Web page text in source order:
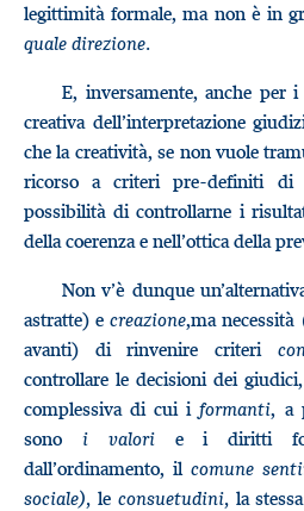
legittimità formale, ma non è in
quale direzione.
E, inversamente, anche per
creativa dell’interpretazione
che la creatività, se non vuole
ricorso a criteri pre-definiti di
possibilità di controllarne i
della coerenza e nell’ottica della
Non v’è dunque
astratte) ecreazione,ma
avanti) di rinvenire criteri
controllare le decisioni dei
complessiva di cui iformanti, a
sono i valorie i diritti
dall’ordinamento, il comune
sociale), le consuetudini,la